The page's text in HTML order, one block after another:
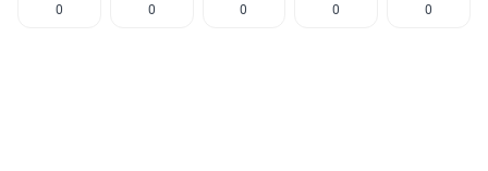
0 0 0 0 0